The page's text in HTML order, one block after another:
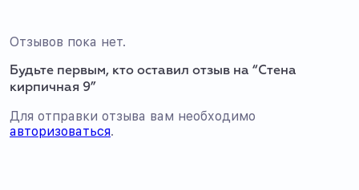
Отзывов пока нет.
Будьте первым, кто оставил отзыв на “Стена
кирпичная 9”
Для отправки отзыва вам необходимо
авторизоваться.